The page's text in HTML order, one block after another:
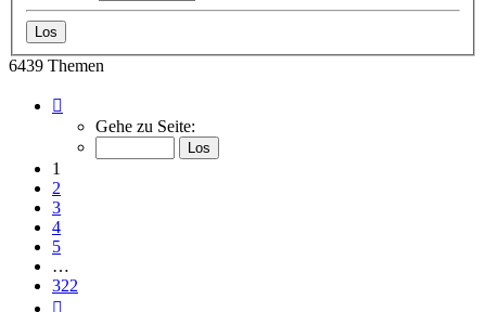
6439 Themen
von
Gehe zu Seite:
1
2
3
4
5
…
322